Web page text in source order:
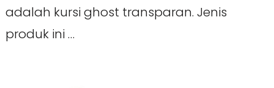
adalah kursi ghost transparan. Jenis
produk ini …